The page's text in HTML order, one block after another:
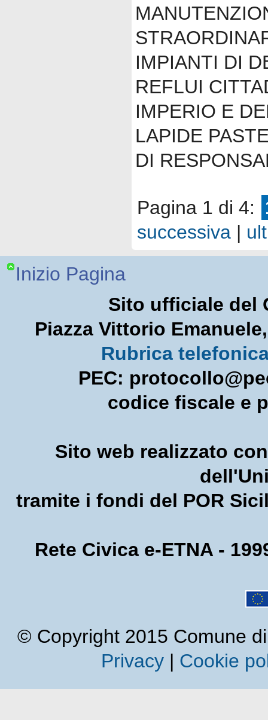
IMPIANTI DI
REFLUI
IMPERIO E
LAPIDE
DI
Pagina 1 di 4:
successiva |
Inizio Pagina
Sito ufficiale del
Piazza Vittorio
Rubrica
PEC:
codice fiscale e
Sito web realizzato
tramite i fondi del POR
Rete Civica e-ETNA -
© Copyright 2015 Comune
Privacy | Cookie